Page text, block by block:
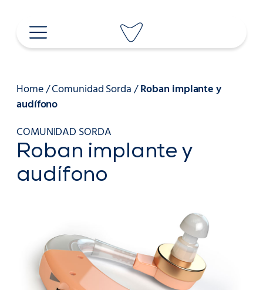
contenido
Home/Comunidad Sorda/Roban implante y
audífono
COMUNIDAD SORDA
Roban implante y
audífono